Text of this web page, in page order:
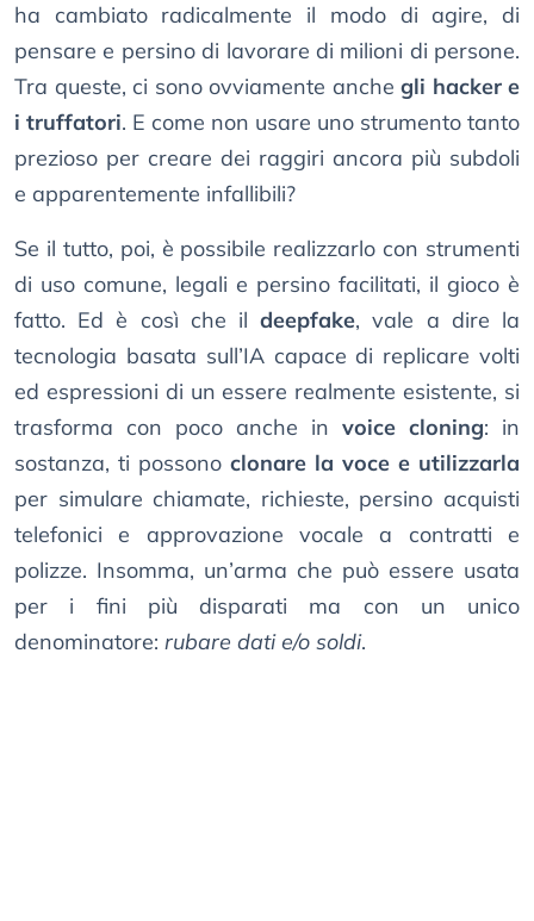
ha cambiato radicalmente il modo di agire, di
pensare e persino di lavorare di milioni di persone.
Tra queste, ci sono ovviamente anche gli hacker e
i truffatori. E come non usare uno strumento tanto
prezioso per creare dei raggiri ancora più subdoli
e apparentemente infallibili?
Se il tutto, poi, è possibile realizzarlo con strumenti
di uso comune, legali e persino facilitati, il gioco è
fatto. Ed è così che ildeepfake, vale a dire la
tecnologia basata sull’IA capace di replicare volti
ed espressioni di un essere realmente esistente, si
trasforma con poco anche in voice cloning: in
sostanza, ti possono clonare la voce e utilizzarla
per simulare chiamate, richieste, persino acquisti
telefonici e approvazione vocale a contratti e
polizze. Insomma, un’arma che può essere usata
per i fini più disparati ma con un unico
denominatore: rubare dati e/o soldi.